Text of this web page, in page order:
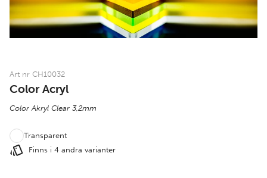
Art nr CH10032
Color Acryl
Color Akryl Clear 3,2mm
Transparent
Finns i 4 andra varianter